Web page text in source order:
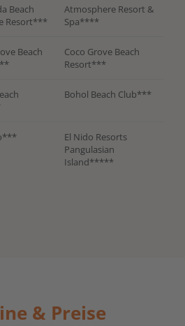
Beach
Resort***
Atmosphere Resort &
Spa****
Beach
Coco Grove Beach
Resort***
Bohol Beach Club***
El Nido Resorts
Pangulasian
Island*****
& Preise